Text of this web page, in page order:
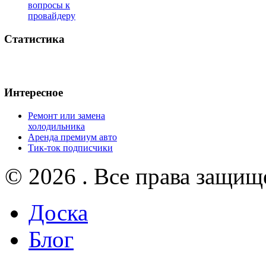
вопросы к
провайдеру
Статистика
Интересное
Ремонт или замена
холодильника
Аренда премиум авто
Тик-ток подписчики
© 2026 . Все права
Доска
Блог